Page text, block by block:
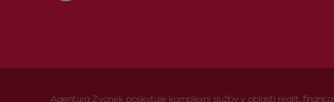
Agentura Zvonek poskytuje komplexní služby v oblasti realit,